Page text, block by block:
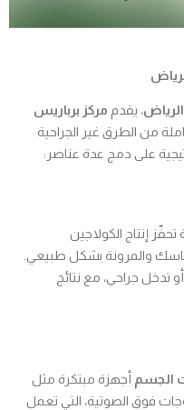
، يقدم مركز برباريس
من الطرق غير الجراحية
على دمج عدة عناصر:
إنتاج الكولاجين
والمرونة بشكل طبيعي.
تدخل جراحي، مع نتائج
الجسم أجهزة مبتكرة مثل
فوق الصوتية، التي تعمل